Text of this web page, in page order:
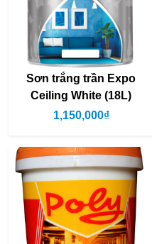
Sơn trắng trần Expo
Ceiling White (18L)
1,150,000₫